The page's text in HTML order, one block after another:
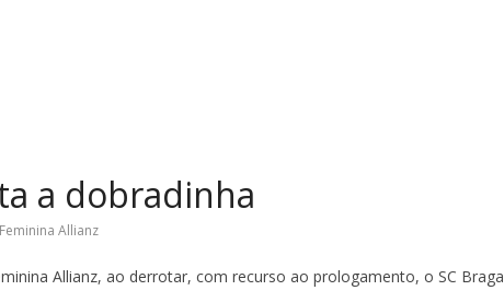
a dobradinha
Allianz
Allianz, ao derrotar, com recurso ao prologamento, o SC Braga